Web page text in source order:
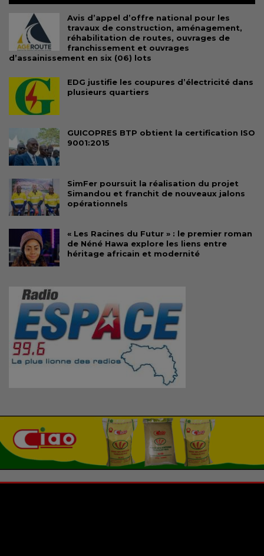
Avis d’appel d’offre national pour les
travaux de construction, aménagement,
réhabilitation de routes, ouvrages de
franchissement et ouvrages
d’assainissement en six (06) lots
EDG justifie les coupures d’électricité dans
plusieurs quartiers
GUICOPRES BTP obtient la certification ISO
9001:2015
SimFer poursuit la réalisation du projet
Simandou et franchit de nouveaux jalons
opérationnels
« Les Racines du Futur » : le premier roman
de Néné Hawa explore les liens entre
héritage africain et modernité